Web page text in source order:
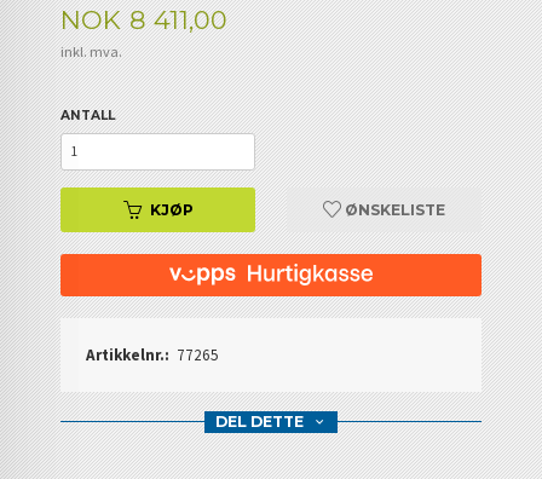
Pris
NOK 8 411,00
inkl. mva.
ANTALL
KJØP ØNSKELISTE
Artikkelnr.: 77265
DEL DETTE